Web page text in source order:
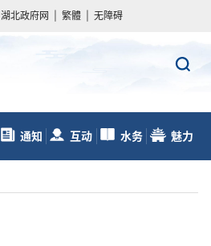
湖北政府网 繁體 无障碍
通知 互动 水务 魅力